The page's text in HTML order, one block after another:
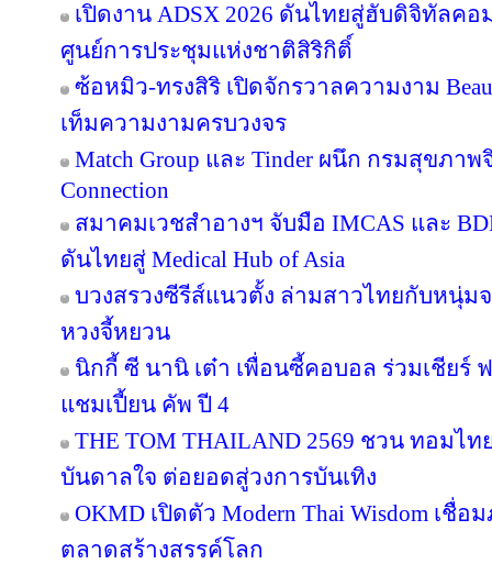
เปิดงาน ADSX 2026 ดันไทยสู่ฮับดิจิทัลคอ
ศูนย์การประชุมแห่งชาติสิริกิติ์
ซ้อหมิว-ทรงสิริ เปิดจักรวาลความงาม
เท็มความงามครบวงจร
Match Group และ Tinder ผนึก กรมสุขภา
Connection
สมาคมเวชสำอางฯ จับมือ IMCAS และ
ดันไทยสู่ Medical Hub of Asia
บวงสรวงซีรีส์แนวตั้ง ล่ามสาวไทยกับหนุ่ม
หวงจี้หยวน
นิกกี้ ซี นานิ เต๋า เพื่อนซี้คอบอล ร่วมเชียร์
แชมเปี้ยน คัพ ปี 4
THE TOM THAILAND 2569 ชวน ทอมไ
บันดาลใจ ต่อยอดสู่วงการบันเทิง
OKMD เปิดตัว Modern Thai Wisdom เ
ตลาดสร้างสรรค์โลก